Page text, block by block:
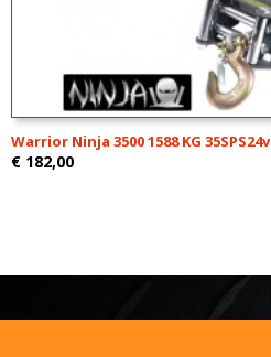
Warrior Ninja 3500 1588 KG 35SPS24v
€ 182,00